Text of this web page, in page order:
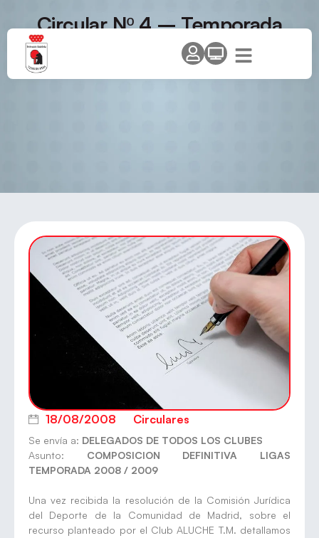
Circular Nº 4 – Temporada
2008/2009. Composición
definitiva de las ligas
18/08/2008 Circulares
Se envía a: DELEGADOS DE TODOS LOS CLUBES
Asunto: COMPOSICION DEFINITIVA LIGAS
TEMPORADA 2008 / 2009
Una vez recibida la resolución de la Comisión Jurídica
del Deporte de la Comunidad de Madrid, sobre el
recurso planteado por el Club ALUCHE T.M. detallamos